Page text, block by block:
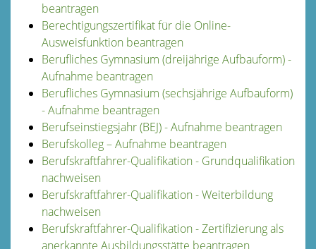
beantragen
Berechtigungszertifikat für die Online-
Ausweisfunktion beantragen
Berufliches Gymnasium (dreijährige Aufbauform) -
Aufnahme beantragen
Berufliches Gymnasium (sechsjährige Aufbauform)
- Aufnahme beantragen
Berufseinstiegsjahr (BEJ) - Aufnahme beantragen
Berufskolleg – Aufnahme beantragen
Berufskraftfahrer-Qualifikation - Grundqualifikation
nachweisen
Berufskraftfahrer-Qualifikation - Weiterbildung
nachweisen
Berufskraftfahrer-Qualifikation - Zertifizierung als
anerkannte Ausbildungsstätte beantragen